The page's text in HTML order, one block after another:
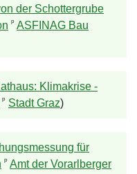
der Schottergrube
ᵖ ASFINAG Bau
Klimakrise -
ᵖ Stadt Graz)
für
ᵖ Amt der Vorarlberger